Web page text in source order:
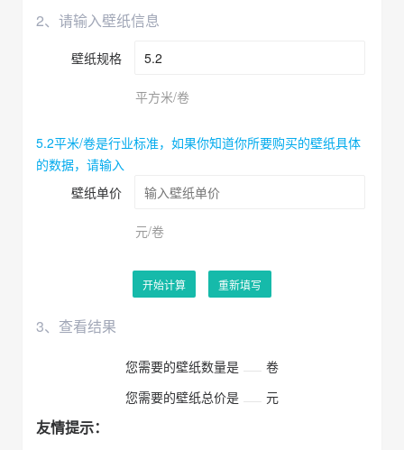
2、请输入壁纸信息
壁纸规格
平方米/卷
5.2平米/卷是行业标准，如果你知道你所要购买的壁纸具体
的数据，请输入
壁纸单价
元/卷
开始计算 重新填写
3、查看结果
您需要的壁纸数量是
卷
您需要的壁纸总价是
元
友情提示：